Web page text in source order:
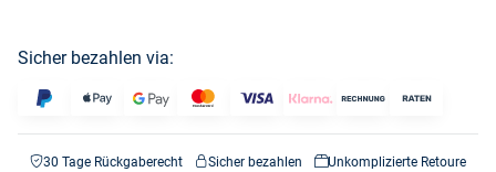
Sicher bezahlen via:
30 Tage Rückgaberecht Sicher bezahlen Unkomplizierte Retoure